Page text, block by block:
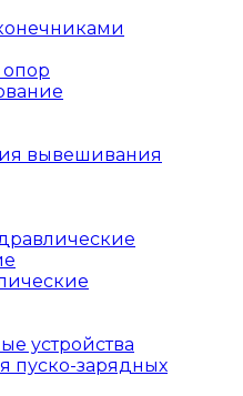
вывешивания
устройства
пуско-зарядных